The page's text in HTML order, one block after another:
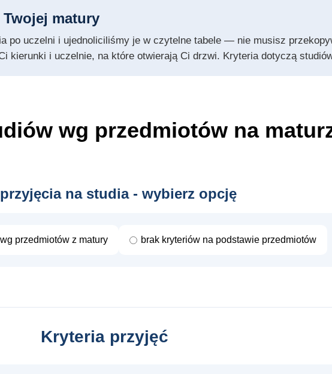
matury
po uczelni i ujednoliciliśmy je w czytelne tabele — nie musisz
kierunki i uczelnie, na które otwierają Ci drzwi. Kryteria dotyczą
wg przedmiotów na
przyjęcia na studia - wybierz opcję
przedmiotów z matury brak kryteriów na podstawie przedmiotów
Kryteria przyjęć